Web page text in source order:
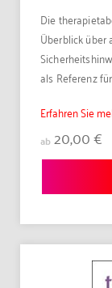
Die
Überblick über
als Referenz
Erfahren Sie
ab20,00 €